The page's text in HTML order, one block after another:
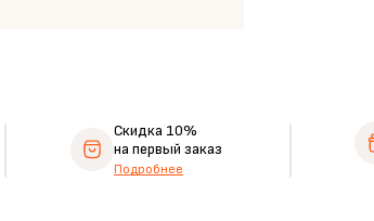
Скидка 10%
на первый заказ
Подробнее